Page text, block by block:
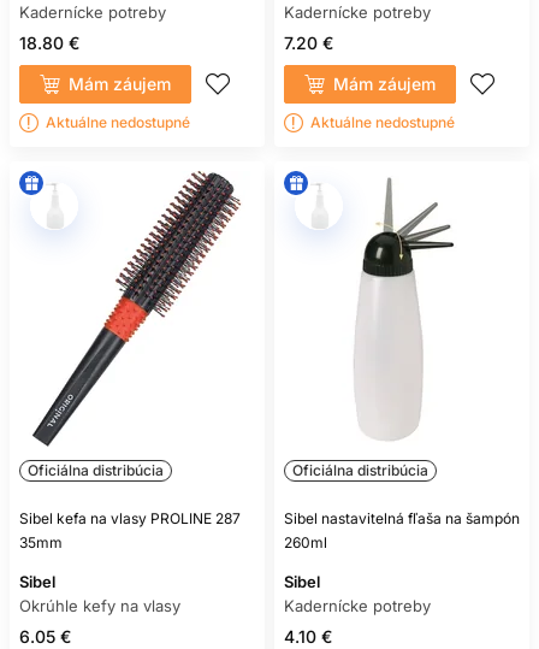
Kadernícke potreby
18.80 €
Mám záujem
Aktuálne nedostupné
Kadernícke potreby
7.20 €
Mám záujem
Aktuálne nedostupné
Oficiálna distribúcia
Sibel kefa na vlasy PROLINE 287
35mm
Sibel
Okrúhle kefy na vlasy
6.05 €
Oficiálna distribúcia
Sibel nastavitelná fľaša na šampón
260ml
Sibel
Kadernícke potreby
4.10 €